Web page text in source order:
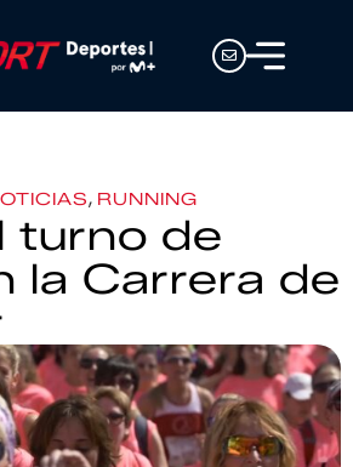
, RUNNING
turno de
la Carrera de